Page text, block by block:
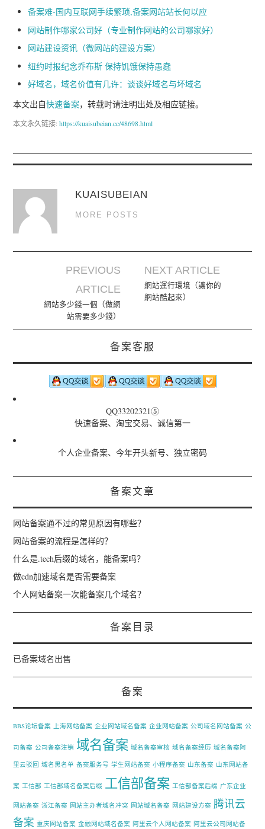
备案难-国内互联网手续繁琐,备案网站站长何以应
网站制作哪家公司好（专业制作网站的公司哪家好）
网站建设资讯（微网站的建设方案）
纽约时报纪念乔布斯 保持饥饿保持愚蠢
好域名，域名价值有几许：谈谈好域名与坏域名
本文出自快速备案，转载时请注明出处及相应链接。
本文永久链接:https://kuaisubeian.cc/48698.html
KUAISUBEIAN
MORE POSTS
Post navigation
PREVIOUS
ARTICLE
網站多少錢一個（做網
站需要多少錢）
NEXT ARTICLE
網站運行環境（讓你的
網站酷起來）
备案客服
QQ33202321⑤
快速备案、淘宝交易、诚信第一
个人企业备案、今年开头新号、独立密码
备案文章
网站备案通不过的常见原因有哪些？
网站备案的流程是怎样的？
什么是.tech后缀的域名，能备案吗？
做cdn加速域名是否需要备案
个人网站备案一次能备案几个域名？
备案目录
已备案域名出售
备案
BBS论坛备案 上海网站备案 企业网站域名备案 企业网站备案 公司域名网站备案 公
司备案 公司备案注销 域名备案 域名备案审核 域名备案经历 域名备案阿
里云驳回 域名黑名单 备案服务号 学生网站备案 小程序备案 山东备案 山东网站备
案 工信部 工信部域名备案后缀 工信部备案 工信部备案后缀 广东企业
网站备案 浙江备案 网站主办者域名冲突 网站域名备案 网站建设方案 腾讯云
备案 重庆网站备案 金融网站域名备案 阿里云个人网站备案 阿里云公司网站备